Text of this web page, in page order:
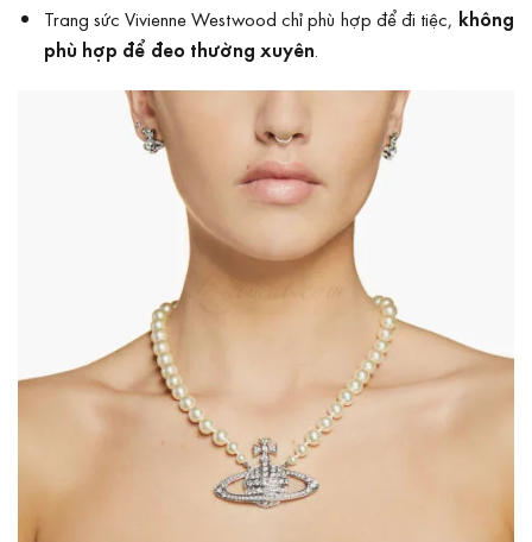
Trang sức Vivienne Westwood chỉ phù hợp để đi tiệc, không
phù hợp để đeo thường xuyên